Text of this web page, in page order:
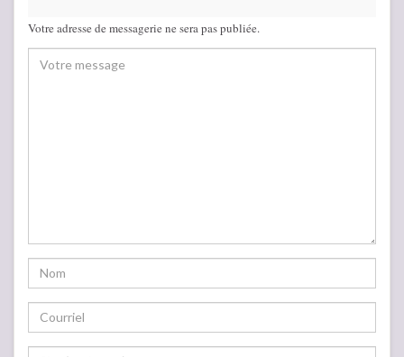
Votre adresse de messagerie ne sera pas publiée.